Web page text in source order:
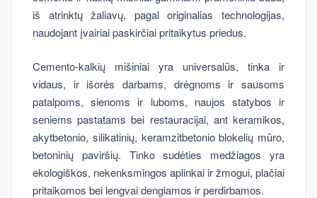
iš atrinktų žaliavų, pagal originalias technologijas,
naudojant įvairiai paskirčiai pritaikytus priedus.
Cemento-kalkių mišiniai yra universalūs, tinka ir
vidaus, ir išorės darbams, drėgnoms ir sausoms
patalpoms, sienoms ir luboms, naujos statybos ir
seniems pastatams bei restauracijai, ant keramikos,
akytbetonio, silikatinių, keramzitbetonio blokelių mūro,
betoninių paviršių. Tinko sudėties medžiagos yra
ekologiškos, nekenksmingos aplinkai ir žmogui, plačiai
pritaikomos bei lengvai dengiamos ir perdirbamos.